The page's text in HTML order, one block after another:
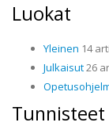
Luokat
Yleinen 14
Julkaisut26
Tunnisteet